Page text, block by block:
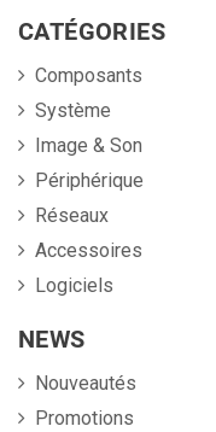
CATÉGORIES
Composants
Système
Image & Son
Périphérique
Réseaux
Accessoires
Logiciels
NEWS
Nouveautés
Promotions